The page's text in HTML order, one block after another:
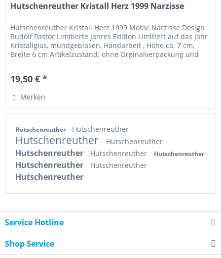
Hutschenreuther Kristall Herz 1999 Narzisse
Hutschenreuther Kristall Herz 1999 Motiv: Narzisse Design
Rudolf Pastor Limitierte Jahres Edition Limitiert auf das Jahr
Kristallglas, mundgeblasen, Handarbeit , Höhe ca. 7 cm,
Breite 6 cm Artikelzustand: ohne Orginalverpackung und
19,50 € *
Merken
Hutschenreuther Hutschenreuther
Hutschenreuther Hutschenreuther
Hutschenreuther Hutschenreuther Hutschenreuther
Hutschenreuther Hutschenreuther
Hutschenreuther
Service Hotline
Shop Service